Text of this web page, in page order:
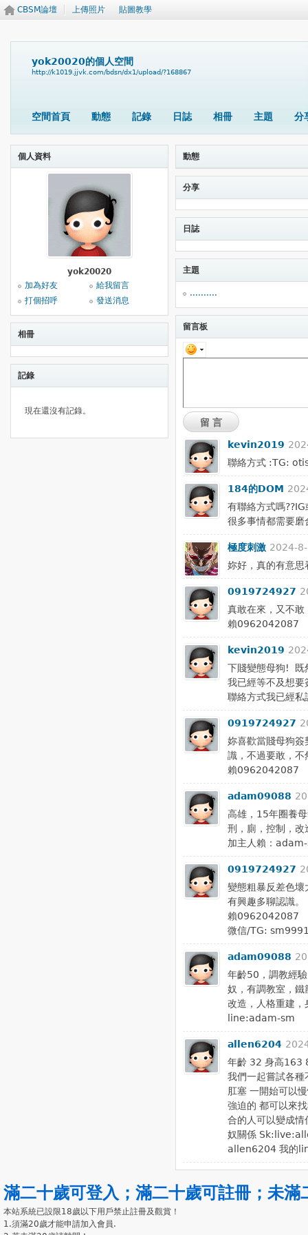
CBSM論壇 上傳照片 貼圖教學
yok20020的個人空間
http://k1019.jjvk.com/bdsn/dx1/upload/?168867
空間首頁 動態 記錄 日誌 相冊 主題 分
個人資料
yok20020
加為好友
給我留言
打個招呼
發送消息
相冊
記錄
現在還沒有記錄。
動態
分享
日誌
主題
..........
留言板
留言
kevin2019
聯絡方式 :TG:
184的DOM
有聯絡方式嗎
很多事情都需要
極度刺激 2024-
妳好，真的有意思
0919724927
真敢在來，又不敢
賴0962042087
kevin2019
下賤變態母狗! 既
我已經等不及想
聯絡方式我已經私
0919724927
妳喜歡當賤母狗簽
識，不過要敢，不
賴0962042087
adam09088
高雄，15年圈養
刑，廁，控制，改
加主人賴：
0919724927
變態粗暴反差色
有興趣多聊認識。
賴0962042087
微信/TG:
adam09088
年齡50，調教經
奴，有調教室，鐵
改造，人格重建，
line:adam-sm
allen6204
年齡 32 身高163
我們一起嘗試各
肛塞 一開始可以
強迫的 都可以來
合的人可以變成
奴關係
allen6204 我的
滿二十歲可登入 ； 滿二十歲可註冊 ； 未滿
本站系統已設限18歲以下用戶禁止註冊及觀賞！
1.須滿20歲才能申請加入會員.